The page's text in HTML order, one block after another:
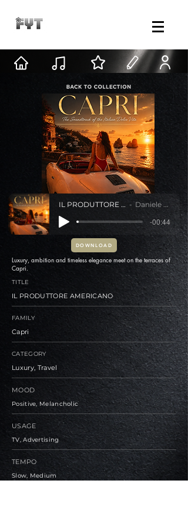
IL PRODUTTORE AMERICANO Daniele Mastracci
-00:44
DOWNLOAD
Luxury, ambition and timeless elegance meet on the terraces of
Capri.
TITLE
IL PRODUTTORE AMERICANO
FAMILY
Capri
CATEGORY
Luxury, Travel
MOOD
Positive, Melancholic
USAGE
TV, Advertising
TEMPO
Slow, Medium